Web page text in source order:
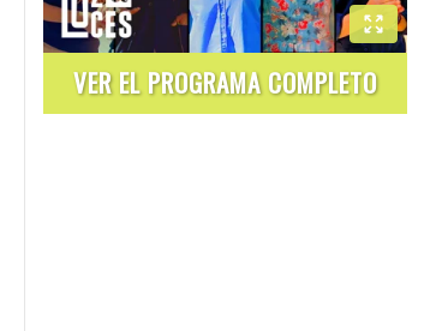
VER EL PROGRAMA COMPLETO